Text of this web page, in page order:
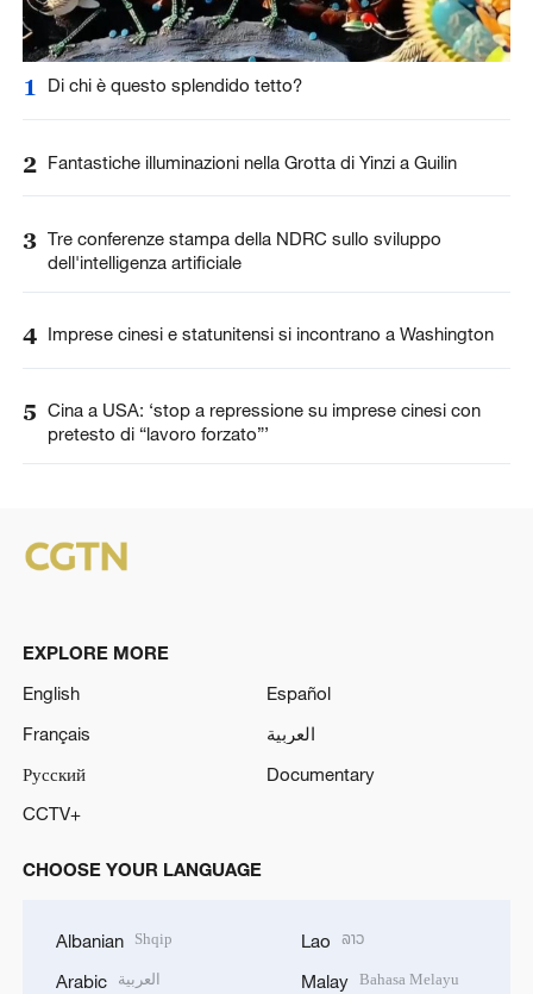
1 Di chi è questo splendido tetto?
2 Fantastiche illuminazioni nella Grotta di Yinzi a Guilin
3 Tre conferenze stampa della NDRC sullo sviluppo
dell'intelligenza artificiale
4 Imprese cinesi e statunitensi si incontrano a Washington
5 Cina a USA: ‘stop a repressione su imprese cinesi con
pretesto di “lavoro forzato”’
EXPLORE MORE
English
Español
Français
العربية
Русский
Documentary
CCTV+
CHOOSE YOUR LANGUAGE
Albanian Shqip
Arabic العربية
Lao ລາວ
Malay Bahasa Melayu